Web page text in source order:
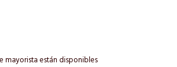
mayorista están disponibles